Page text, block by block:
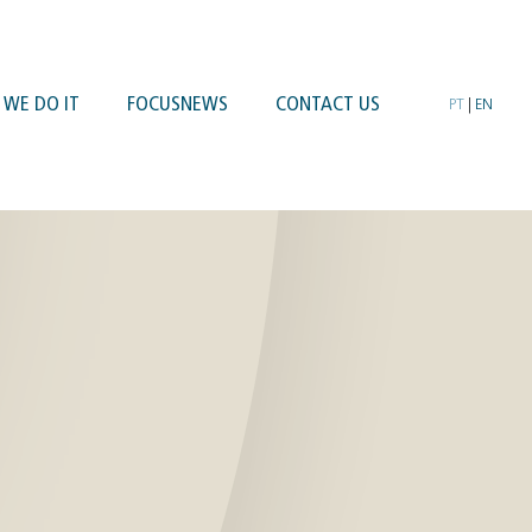
WE DO IT FOCUSNEWS CONTACT US PT EN